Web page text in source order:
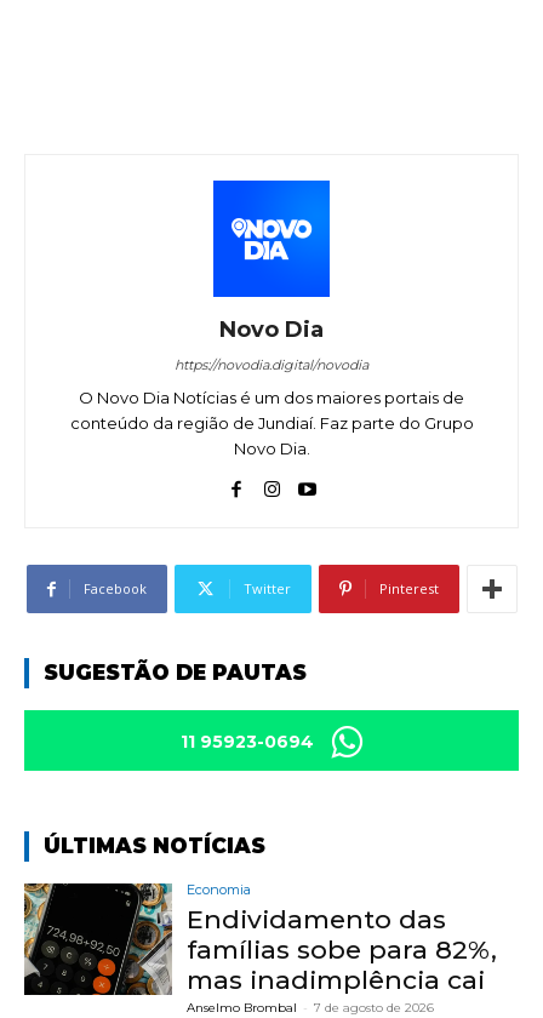
Novo Dia
https://novodia.digital/novodia
O Novo Dia Notícias é um dos maiores portais de
conteúdo da região de Jundiaí. Faz parte do Grupo
Novo Dia.
Facebook Twitter Pinterest
SUGESTÃO DE PAUTAS
11 95923-0694
ÚLTIMAS NOTÍCIAS
Economia
Endividamento das
famílias sobe para 82%,
mas inadimplência cai
Anselmo Brombal - 7 de agosto de 2026